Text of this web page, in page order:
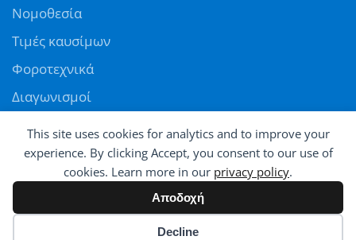
This site uses cookies for analytics and to improve your
experience. By clicking Accept, you consent to our use of
cookies. Learn more in our privacy policy.
Αποδοχή
Decline
Νομοθεσία
Τιμές καυσίμων
Φοροτεχνικά
Διαγωνισμοί
Αγγελίες
Θέσεις εργασίας
ΠΑΝΕΛΛΗΝΙΑ ΟΜΟΣΠΟΝΔΙΑ ΠΡΑΤΗΡΙΟΥΧΩΝ ΕΜΠΟΡΩΝ ΚΑΥΣΙΜΩΝ
© All rights reserved - Powered byAvatar